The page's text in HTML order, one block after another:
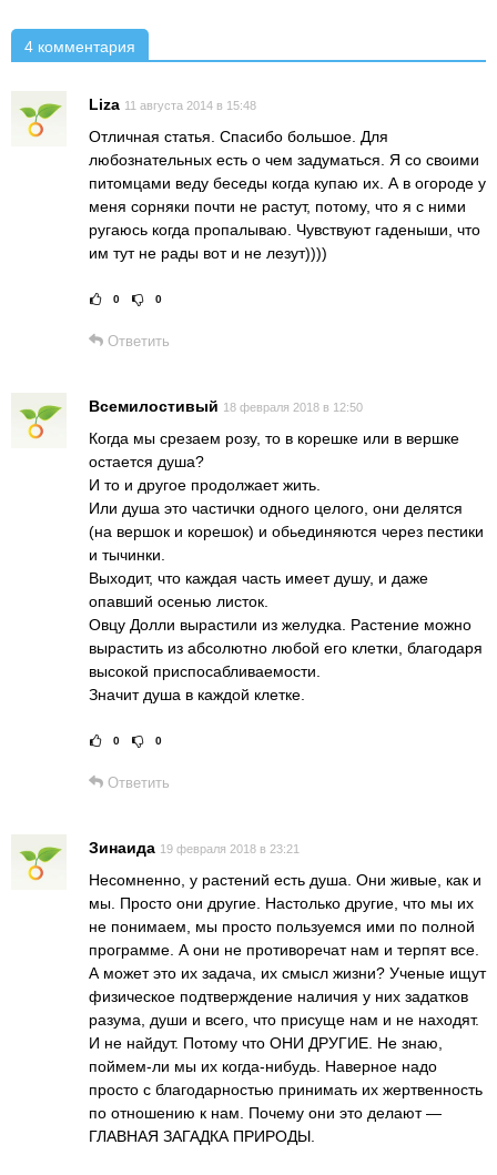
4 комментария
Liza 11 августа 2014 в 15:48
Отличная статья. Спасибо большое. Для
любознательных есть о чем задуматься. Я со своими
питомцами веду беседы когда купаю их. А в огороде у
меня сорняки почти не растут, потому, что я с ними
ругаюсь когда пропалываю. Чувствуют гаденыши, что
им тут не рады вот и не лезут))))
Рейтинг статьи:
0 0
Ответить
Всемилостивый 18 февраля 2018 в 12:50
Когда мы срезаем розу, то в корешке или в вершке
остается душа?
И то и другое продолжает жить.
Или душа это частички одного целого, они делятся
(на вершок и корешок) и обьединяются через пестики
и тычинки.
Выходит, что каждая часть имеет душу, и даже
опавший осенью листок.
Овцу Долли вырастили из желудка. Растение можно
вырастить из абсолютно любой его клетки, благодаря
высокой приспосабливаемости.
Значит душа в каждой клетке.
Рейтинг статьи:
0 0
Ответить
Зинаида 19 февраля 2018 в 23:21
Несомненно, у растений есть душа. Они живые, как и
мы. Просто они другие. Настолько другие, что мы их
не понимаем, мы просто пользуемся ими по полной
программе. А они не противоречат нам и терпят все.
А может это их задача, их смысл жизни? Ученые ищут
физическое подтверждение наличия у них задатков
разума, души и всего, что присуще нам и не находят.
И не найдут. Потому что ОНИ ДРУГИЕ. Не знаю,
поймем-ли мы их когда-нибудь. Наверное надо
просто с благодарностью принимать их жертвенность
по отношению к нам. Почему они это делают —
ГЛАВНАЯ ЗАГАДКА ПРИРОДЫ.